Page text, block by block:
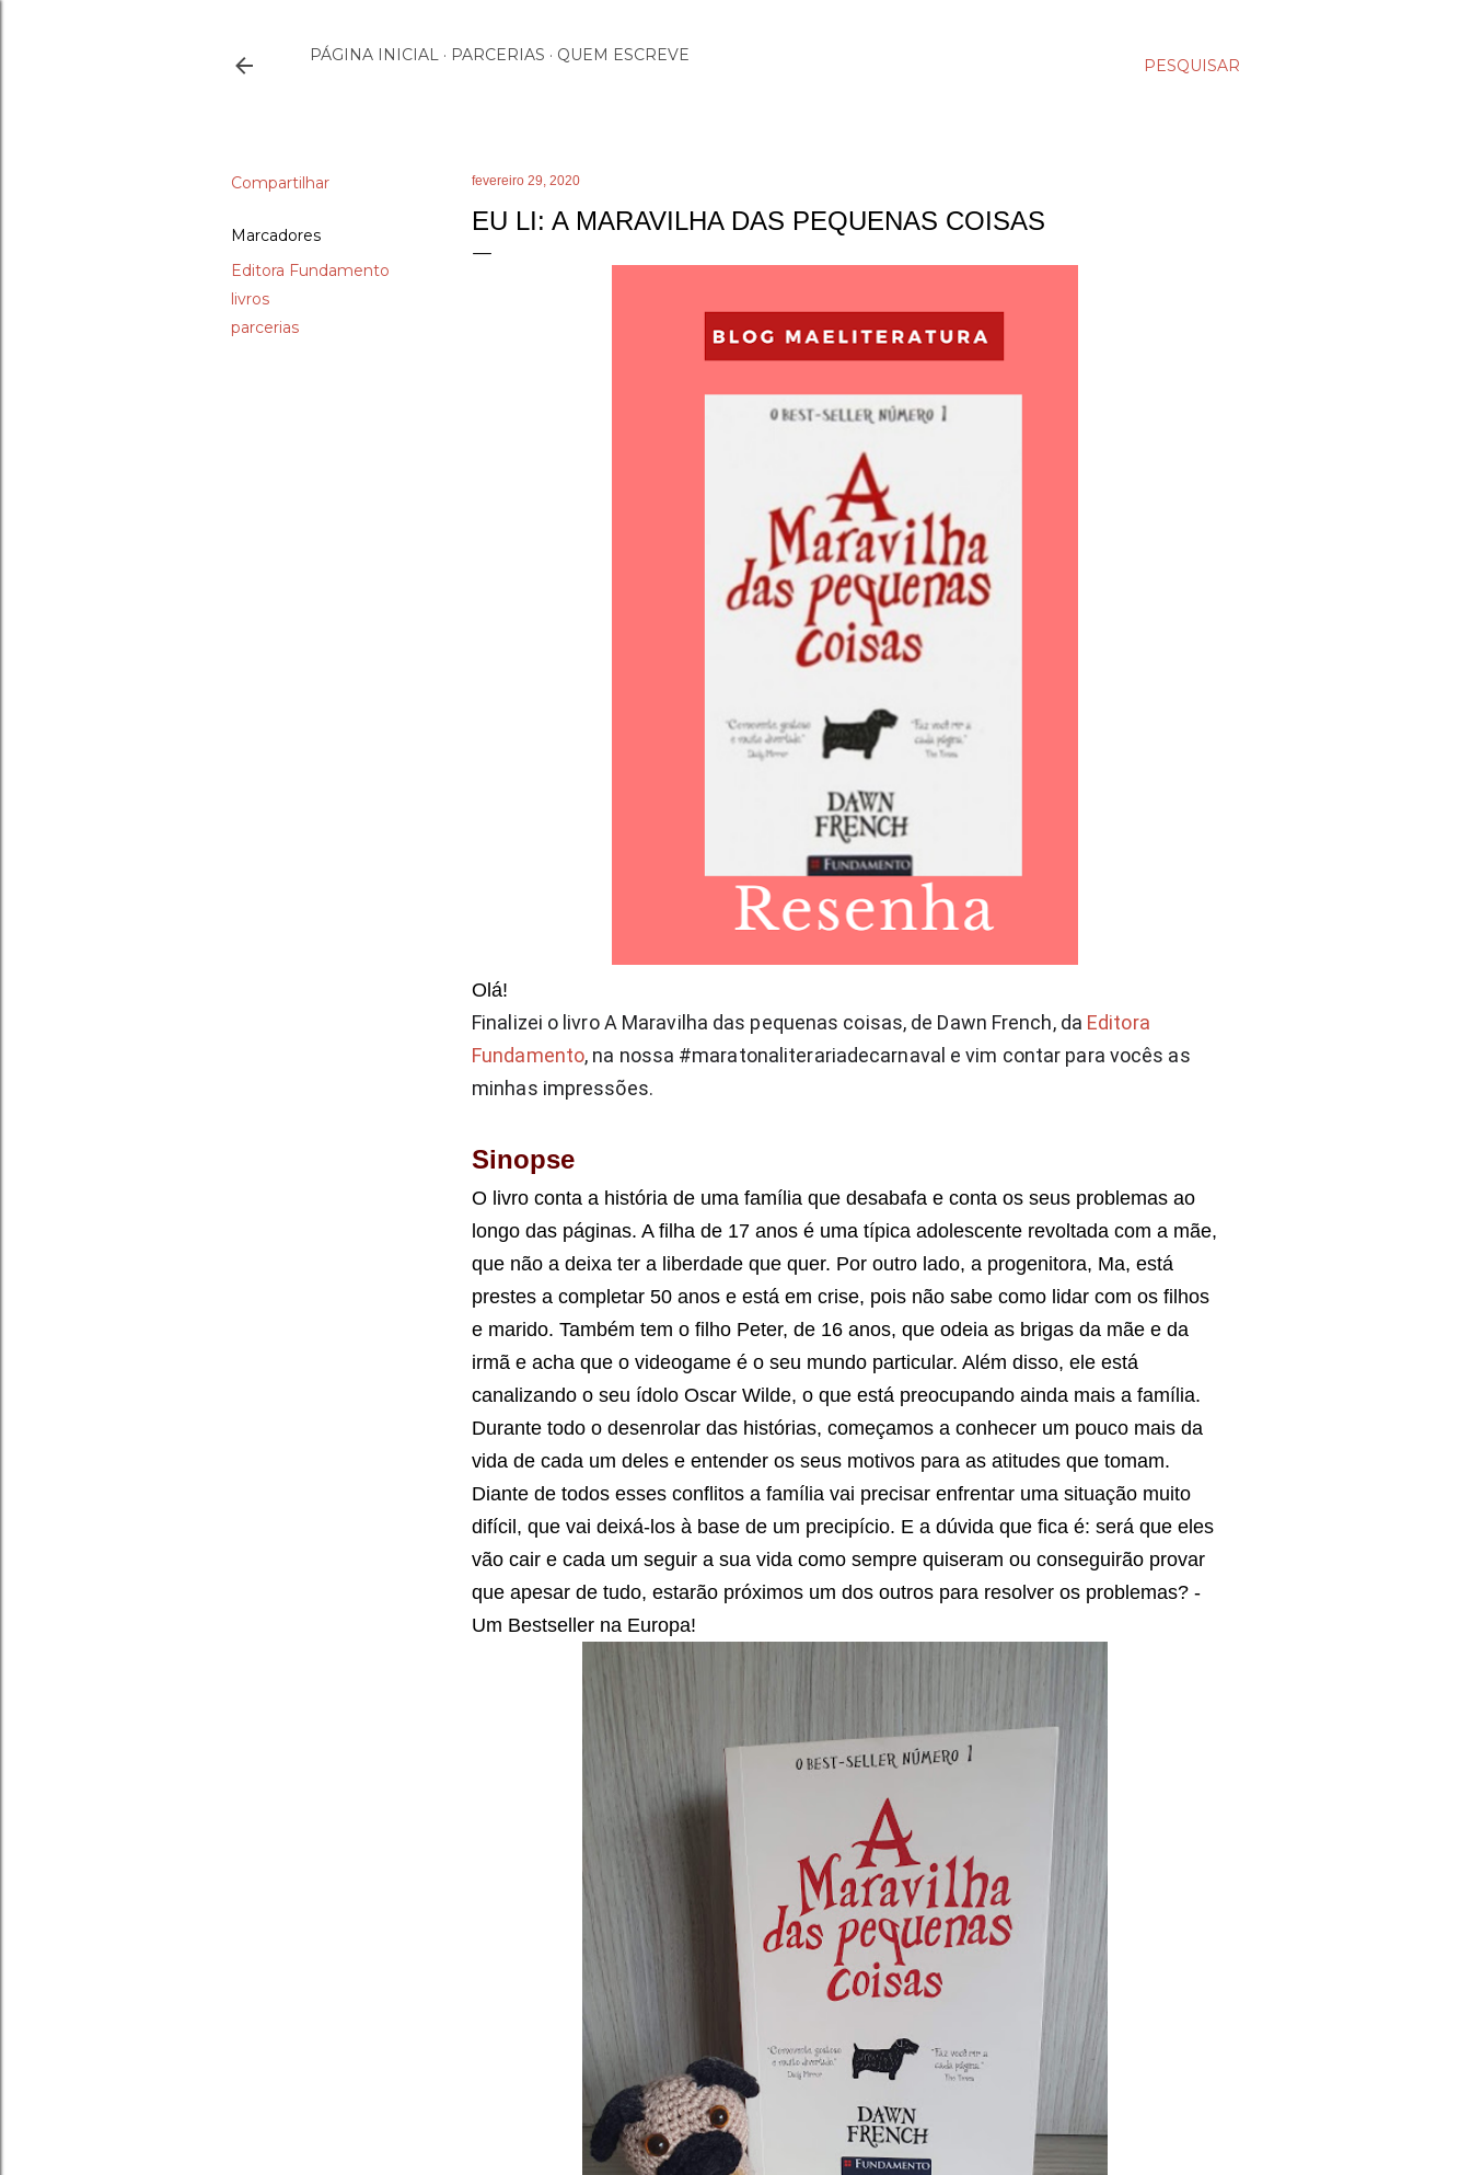
PESQUISAR
PÁGINA INICIAL PARCERIAS QUEM ESCREVE
Compartilhar
Marcadores
Editora Fundamento
livros
parcerias
fevereiro 29, 2020
EU LI: A MARAVILHA DAS PEQUENAS COISAS
Olá!
Finalizei o livro A Maravilha das pequenas coisas, de Dawn French, da Editora
Fundamento, na nossa #maratonaliterariadecarnaval e vim contar para vocês as
minhas impressões.
Sinopse
O livro conta a história de uma família que desabafa e conta os seus problemas ao
longo das páginas. A filha de 17 anos é uma típica adolescente revoltada com a mãe,
que não a deixa ter a liberdade que quer. Por outro lado, a progenitora, Ma, está
prestes a completar 50 anos e está em crise, pois não sabe como lidar com os filhos
e marido. Também tem o filho Peter, de 16 anos, que odeia as brigas da mãe e da
irmã e acha que o videogame é o seu mundo particular. Além disso, ele está
canalizando o seu ídolo Oscar Wilde, o que está preocupando ainda mais a família.
Durante todo o desenrolar das histórias, começamos a conhecer um pouco mais da
vida de cada um deles e entender os seus motivos para as atitudes que tomam.
Diante de todos esses conflitos a família vai precisar enfrentar uma situação muito
difícil, que vai deixá-los à base de um precipício. E a dúvida que fica é: será que eles
vão cair e cada um seguir a sua vida como sempre quiseram ou conseguirão provar
que apesar de tudo, estarão próximos um dos outros para resolver os problemas? -
Um Bestseller na Europa!